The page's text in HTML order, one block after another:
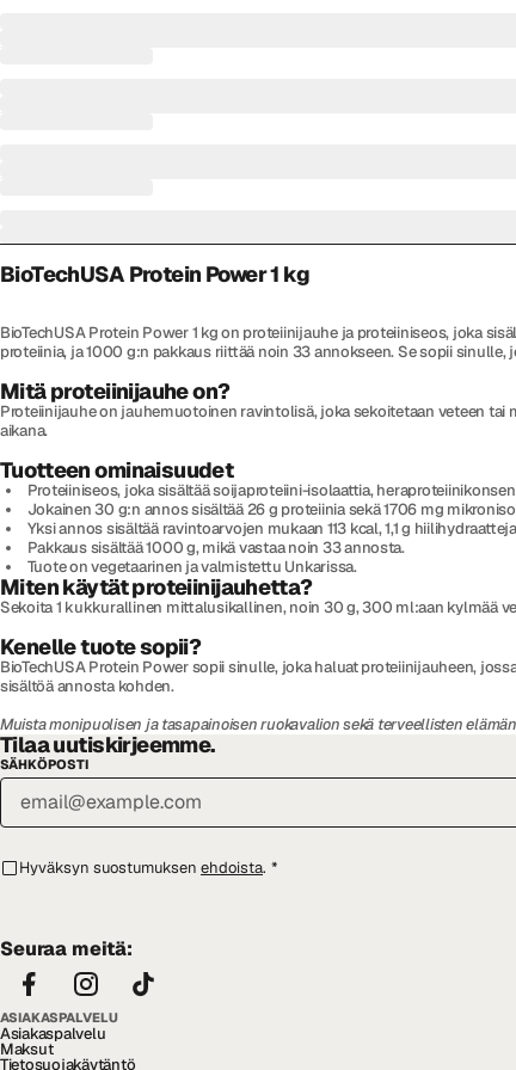
BioTechUSA Protein Power 1 kg
BioTechUSA Protein Power 1 kg on proteiinijauhe ja proteiiniseos, joka
proteiinia, ja 1000 g:n pakkaus riittää noin 33 annokseen. Se sopii
Mitä proteiinijauhe on?
Proteiinijauhe on jauhemuotoinen ravintolisä, joka sekoitetaan veteen
aikana.
Tuotteen ominaisuudet
Proteiiniseos, joka sisältää soijaproteiini-isolaattia,
Jokainen 30 g:n annos sisältää 26 g proteiinia sekä 1706 mg
Yksi annos sisältää ravintoarvojen mukaan 113 kcal, 1,1 g
Pakkaus sisältää 1000 g, mikä vastaa noin 33 annosta.
Tuote on vegetaarinen ja valmistettu Unkarissa.
Miten käytät proteiinijauhetta?
Sekoita 1 kukkurallinen mittalusikallinen, noin 30 g, 300 ml:aan kylmää
Kenelle tuote sopii?
BioTechUSA Protein Power sopii sinulle, joka haluat proteiinijauheen,
sisältöä annosta kohden.
Muista monipuolisen ja tasapainoisen ruokavalion sekä terveellisten
Tilaa uutiskirjeemme.
SÄHKÖPOSTI
Hyväksyn suostumuksen ehdoista. *
Seuraa meitä:
ASIAKASPALVELU
Asiakaspalvelu
Maksut
Tietosuojakäytäntö